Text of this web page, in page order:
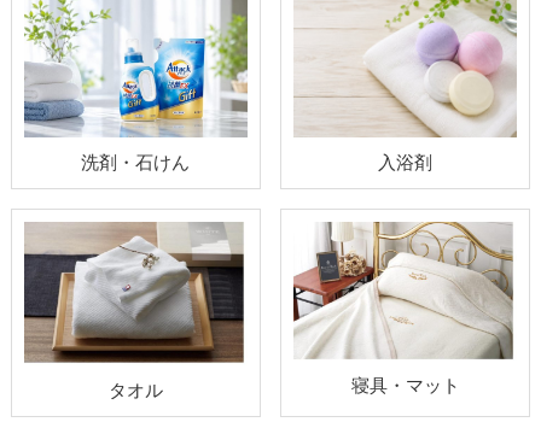
洗剤・石けん 入浴剤
タオル 寝具・マット